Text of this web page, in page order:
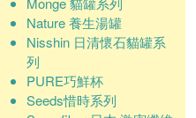
Nature 養生湯罐
Nisshin 日清懷石貓罐系
列
PURE巧鮮杯
Seeds惜時系列